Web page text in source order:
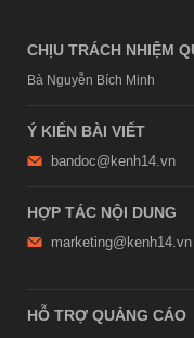
CHỊU TRÁCH NHIỆM
Bà Nguyễn Bích Minh
Ý KIẾN BÀI VIẾT
bandoc@kenh14.vn
HỢP TÁC NỘI DUNG
marketing@kenh14.vn
HỖ TRỢ QUẢNG CÁO